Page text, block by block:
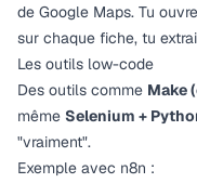
de Google Maps. Tu
sur chaque fiche, tu
Les outils low-code
Des outils comme Make
même Selenium +
"vraiment".
Exemple avec n8n :